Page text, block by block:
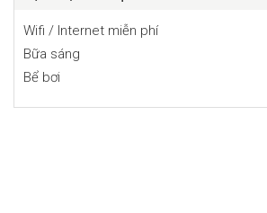
Wifi / Internet miễn phí
Bữa sáng
Bể bơi